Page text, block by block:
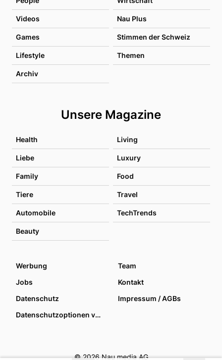
Videos Nau Plus
Games Stimmen der Schweiz
Lifestyle Themen
Archiv
Unsere Magazine
Health Living
Liebe Luxury
Family Food
Tiere Travel
Automobile TechTrends
Beauty
Werbung
Team
Jobs
Kontakt
Datenschutz
Impressum / AGBs
Datenschutzoptionen verwalten
© 2026 Nau media AG